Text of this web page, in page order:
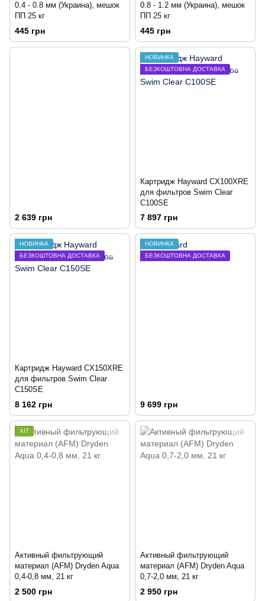
0.4 - 0.8 мм (Украина), мешок
ПП 25 кг
445 грн
0.8 - 1.2 мм (Украина), мешок
ПП 25 кг
445 грн
2 639 грн
НОВИНКА
БЕЗКОШТОВНА ДОСТАВКА
Картридж Hayward CX100XRE
для фильтров Swim Clear
C100SE
7 897 грн
НОВИНКА
БЕЗКОШТОВНА ДОСТАВКА
Картридж Hayward CX150XRE
для фильтров Swim Clear
C150SE
8 162 грн
НОВИНКА
БЕЗКОШТОВНА ДОСТАВКА
9 699 грн
ХІТ
Активный фильтрующий
материал (AFM) Dryden Aqua
0,4-0,8 мм, 21 кг
2 500 грн
Активный фильтрующий
материал (AFM) Dryden Aqua
0,7-2,0 мм, 21 кг
2 950 грн